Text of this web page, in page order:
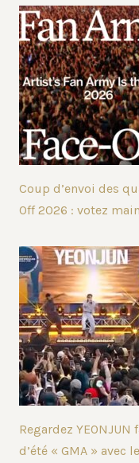
Coup d’envoi des
Off 2026 : votez
Regardez
d’été « GMA » avec